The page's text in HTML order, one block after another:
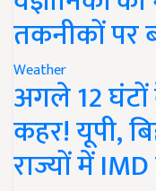
तकनीकों पर
Weather
अगले 12 घंटों
कहर! यूपी,
राज्यों में